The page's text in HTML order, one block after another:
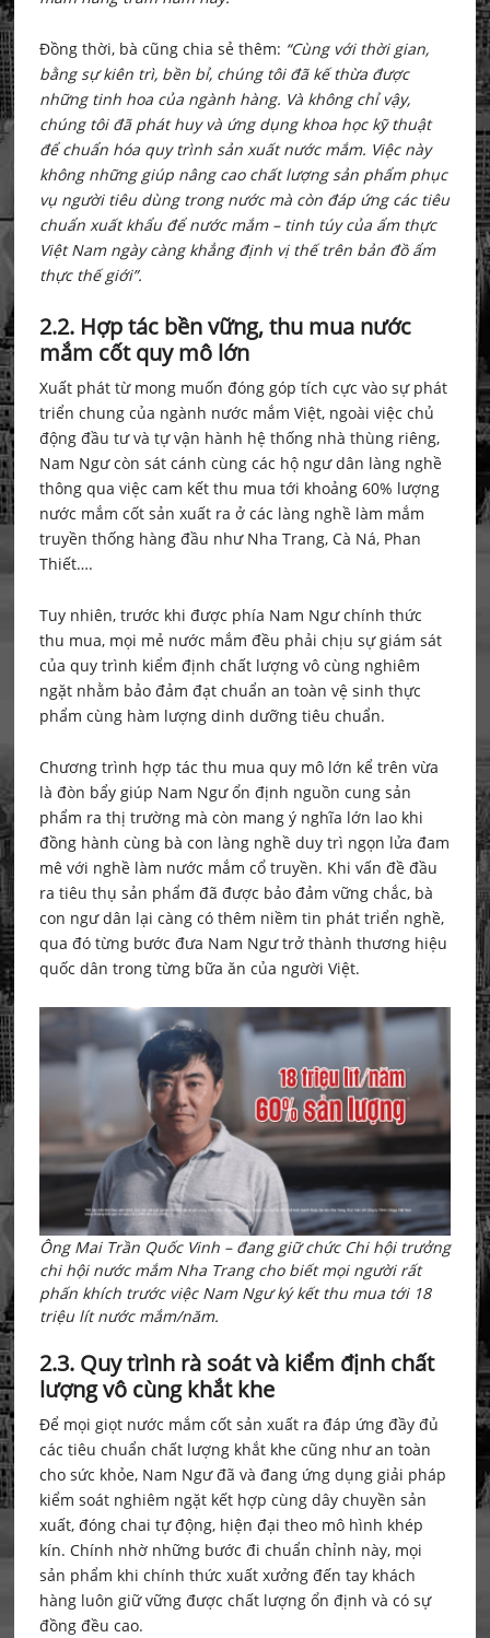
Đồng thời, bà cũng chia sẻ thêm: “Cùng với thời gian,
bằng sự kiên trì, bền bỉ, chúng tôi đã kế thừa được
những tinh hoa của ngành hàng. Và không chỉ vậy,
chúng tôi đã phát huy và ứng dụng khoa học kỹ thuật
để chuẩn hóa quy trình sản xuất nước mắm. Việc này
không những giúp nâng cao chất lượng sản phẩm phục
vụ người tiêu dùng trong nước mà còn đáp ứng các tiêu
chuẩn xuất khẩu để nước mắm – tinh túy của ẩm thực
Việt Nam ngày càng khẳng định vị thế trên bản đồ ẩm
thực thế giới”.
2.2. Hợp tác bền vững, thu mua nước
mắm cốt quy mô lớn
Xuất phát từ mong muốn đóng góp tích cực vào sự phát
triển chung của ngành nước mắm Việt, ngoài việc chủ
động đầu tư và tự vận hành hệ thống nhà thùng riêng,
Nam Ngư còn sát cánh cùng các hộ ngư dân làng nghề
thông qua việc cam kết thu mua tới khoảng 60% lượng
nước mắm cốt sản xuất ra ở các làng nghề làm mắm
truyền thống hàng đầu như Nha Trang, Cà Ná, Phan
Thiết….
Tuy nhiên, trước khi được phía Nam Ngư chính thức
thu mua, mọi mẻ nước mắm đều phải chịu sự giám sát
của quy trình kiểm định chất lượng vô cùng nghiêm
ngặt nhằm bảo đảm đạt chuẩn an toàn vệ sinh thực
phẩm cùng hàm lượng dinh dưỡng tiêu chuẩn.
Chương trình hợp tác thu mua quy mô lớn kể trên vừa
là đòn bẩy giúp Nam Ngư ổn định nguồn cung sản
phẩm ra thị trường mà còn mang ý nghĩa lớn lao khi
đồng hành cùng bà con làng nghề duy trì ngọn lửa đam
mê với nghề làm nước mắm cổ truyền. Khi vấn đề đầu
ra tiêu thụ sản phẩm đã được bảo đảm vững chắc, bà
con ngư dân lại càng có thêm niềm tin phát triển nghề,
qua đó từng bước đưa Nam Ngư trở thành thương hiệu
quốc dân trong từng bữa ăn của người Việt.
Ông Mai Trần Quốc Vinh – đang giữ chức Chi hội trưởng
chi hội nước mắm Nha Trang cho biết mọi người rất
phấn khích trước việc Nam Ngư ký kết thu mua tới 18
triệu lít nước mắm/năm.
2.3. Quy trình rà soát và kiểm định chất
lượng vô cùng khắt khe
Để mọi giọt nước mắm cốt sản xuất ra đáp ứng đầy đủ
các tiêu chuẩn chất lượng khắt khe cũng như an toàn
cho sức khỏe, Nam Ngư đã và đang ứng dụng giải pháp
kiểm soát nghiêm ngặt kết hợp cùng dây chuyền sản
xuất, đóng chai tự động, hiện đại theo mô hình khép
kín. Chính nhờ những bước đi chuẩn chỉnh này, mọi
sản phẩm khi chính thức xuất xưởng đến tay khách
hàng luôn giữ vững được chất lượng ổn định và có sự
đồng đều cao.